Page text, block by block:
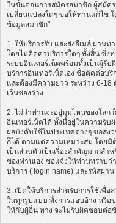
ในขั้นตอนการสมัครสมาชิก ผู้สมัค
เปลี่ยนแปลงใดๆ ขอให้ท่านแก้ไข
ข้อมูลสมาชิก"
1. ให้บริการรับ และส่งอีเมล์ ผ่าน
โดยไม่คิดค่าบริการใดๆ ทั้งสิ้น ซึ่ง
ระบบอินเทอร์เน็ตพร้อมทั้งเป็นผู้รั
บริการอินเทอร์เน็ตเอง ชื่อติดต่อบ
และต้องมีความยาว ระหว่าง 6-18
เว้นช่องว่าง
2. ไม่ว่าท่านจะอยู่มุมไหนของโลก
อินเทอร์เน็ตได้ ทั้งนี้อยู่ในความรั
ผลบังคับใช้ในประเทศต่างๆ ขอสง
ก็ได้ ตามแต่ความเหมาะสม โดย
เป็นส่วนตัวเป็นเรื่องสำคัญมากสำ
ของท่านเอง ขอแจ้งให้ท่านทราบ
บริการ ( login name) และรหัสผ่า
3. เปิดให้บริการสำหรับการใช้เพื่อ
ในทุกรูปแบบ ทั้งการแอบอ้าง หรือ
ให้กับผู้อื่น ทาง จะไม่รับผิดชอบต่อ